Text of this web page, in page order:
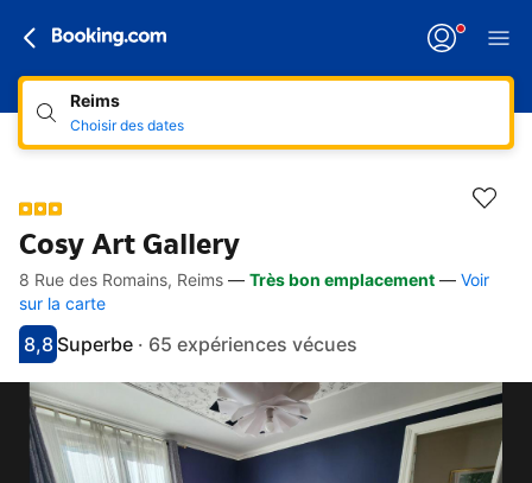
Reims
Choisir des dates
Cosy Art Gallery
Accès rapides
Aller à la description
Aller aux équipements
Aller aux hébergements
Aller aux conditions
8 Rue des Romains, Reims — Très bon emplacement — Voir
sur la carte
Avec une note de 8.8
8,8
superbeSuperbe · 65 expériences vécues